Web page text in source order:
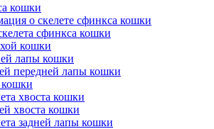
кошки
о скелете сфинкса кошки
сфинкса кошки
кошки
лапы кошки
передней лапы кошки
кошки
хвоста кошки
хвоста кошки
задней лапы кошки